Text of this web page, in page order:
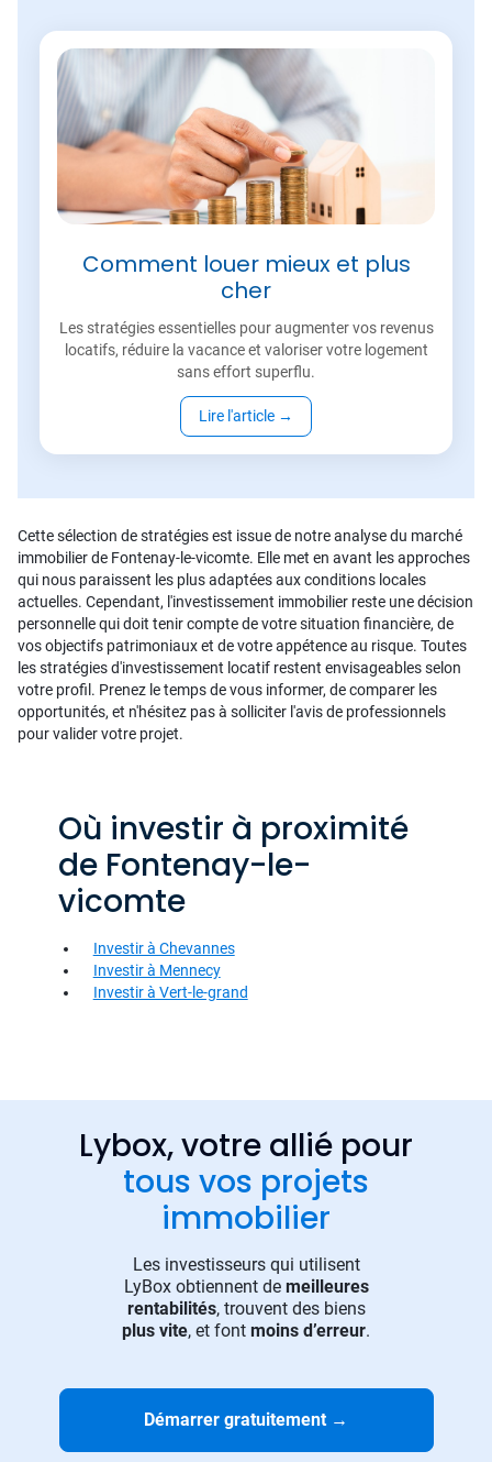
Comment louer mieux et plus
cher
Les stratégies essentielles pour augmenter vos revenus
locatifs, réduire la vacance et valoriser votre logement
sans effort superflu.
Lire l'article →
Cette sélection de stratégies est issue de notre analyse du marché
immobilier de Fontenay-le-vicomte. Elle met en avant les approches
qui nous paraissent les plus adaptées aux conditions locales
actuelles. Cependant, l'investissement immobilier reste une décision
personnelle qui doit tenir compte de votre situation financière, de
vos objectifs patrimoniaux et de votre appétence au risque. Toutes
les stratégies d'investissement locatif restent envisageables selon
votre profil. Prenez le temps de vous informer, de comparer les
opportunités, et n'hésitez pas à solliciter l'avis de professionnels
pour valider votre projet.
Où investir à proximité
de Fontenay-le-
vicomte
Investir à Chevannes
Investir à Mennecy
Investir à Vert-le-grand
Lybox, votre allié pour
tous vos projets
immobilier
Les investisseurs qui utilisent
LyBox obtiennent de meilleures
rentabilités, trouvent des biens
plus vite, et font moins d’erreur.
Démarrer gratuitement →